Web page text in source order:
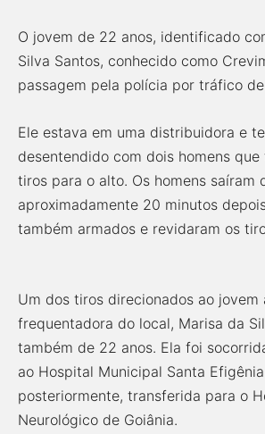
O jovem de 22 anos, identificado
Silva Santos, conhecido como
passagem pela polícia por tráfico
Ele estava em uma distribuidora e
desentendido com dois homens
tiros para o alto. Os homens saíram
aproximadamente 20 minutos
também armados e revidaram os
Um dos tiros direcionados ao jovem
frequentadora do local, Marisa da
também de 22 anos. Ela foi
ao Hospital Municipal Santa
posteriormente, transferida para o
Neurológico de Goiânia.